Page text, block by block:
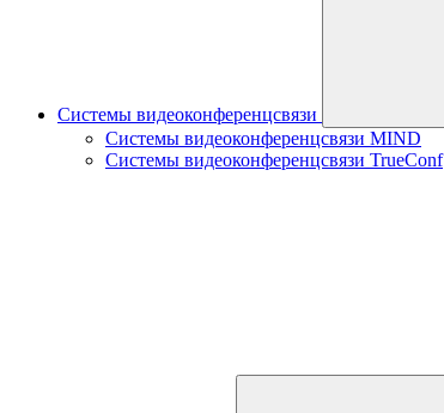
Системы видеоконференцсвязи
Системы видеоконференцсвязи MIND
Системы видеоконференцсвязи TrueConf